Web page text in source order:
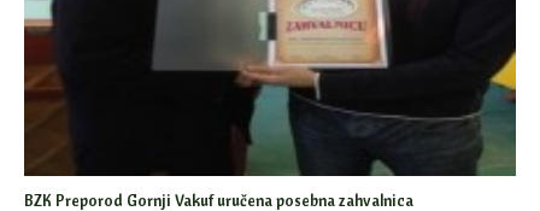
BZK Preporod Gornji Vakuf uručena posebna zahvalnica